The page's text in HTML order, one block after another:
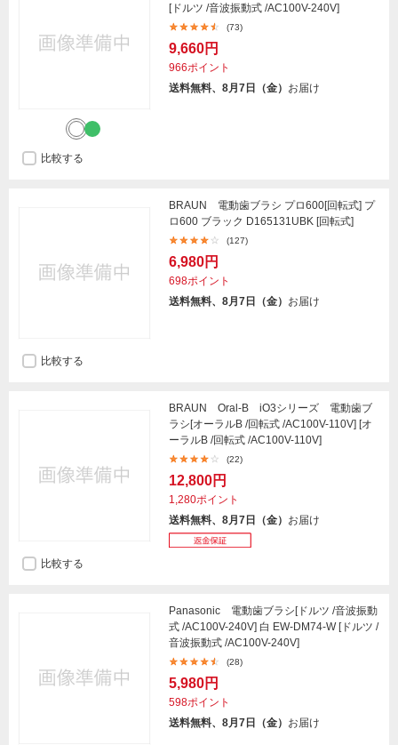
[ドルツ /音波振動式 /AC100V-240V]
(73)
9,660円
966ポイント
送料無料、8月7日（金） お届け
比較する
BRAUN 電動歯ブラシ プロ600[回転式] プ
ロ600 ブラック D165131UBK [回転式]
(127)
6,980円
698ポイント
送料無料、8月7日（金） お届け
比較する
BRAUN Oral-B iO3シリーズ 電動歯ブ
ラシ[オーラルB /回転式 /AC100V-110V] [オ
ーラルB /回転式 /AC100V-110V]
(22)
12,800円
1,280ポイント
送料無料、8月7日（金） お届け
比較する
Panasonic 電動歯ブラシ[ドルツ /音波振動
式 /AC100V-240V] 白 EW-DM74-W [ドルツ /
音波振動式 /AC100V-240V]
(28)
5,980円
598ポイント
送料無料、8月7日（金） お届け